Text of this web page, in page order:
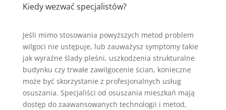
Kiedy wezwać specjalistów?
Jeśli mimo stosowania powyższych metod problem
wilgoci nie ustępuje, lub zauważysz symptomy takie
jak wyraźne ślady pleśni, uszkodzenia strukturalne
budynku czy trwałe zawilgocenie ścian, konieczne
może być skorzystanie z profesjonalnych usług
osuszania. Specjaliści od osuszania mieszkań mają
dostęp do zaawansowanych technologii i metod,